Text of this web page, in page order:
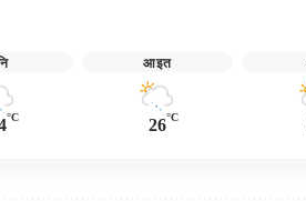
°C
आइत
26°C